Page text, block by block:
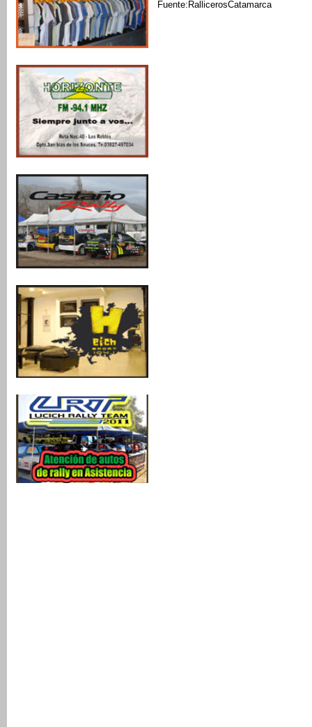
Fuente:RallicerosCatamarca